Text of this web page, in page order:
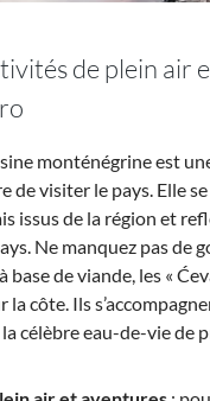
de plein air
monténégrine est
de visiter le pays. Elle
issus de la région et
Ne manquez pas de
de viande, les «
la côte. Ils
célèbre eau-de-vie de